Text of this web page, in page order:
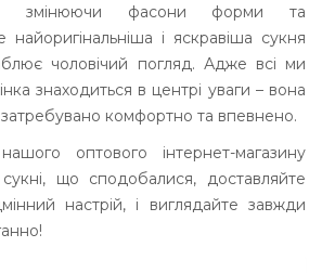
змінюючи фасони форми та
і яскравіша сукня
чоловічий погляд. Адже всі ми
знаходиться в центрі уваги – вона
затребувано комфортно та впевнено.
оптового інтернет-магазину
що сподобалися, доставляйте
настрій, і виглядайте завжди